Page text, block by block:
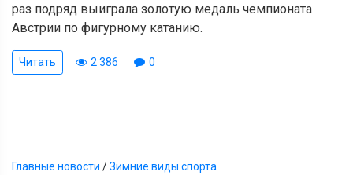
раз подряд выиграла золотую медаль чемпионата
Австрии по фигурному катанию.
Читать 2 386 0
Главные новости /Зимние виды спорта